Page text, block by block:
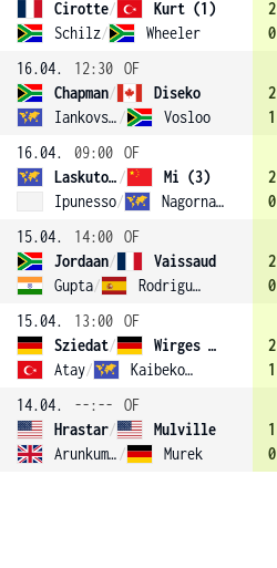
Cirotte/
Kurt (1)
Schilz/ Wheeler
2
0
16.04.
12:30 OF
Chapman/
Diseko
Iankovskaia / Vosloo
2
1
16.04.
09:00 OF
Laskutova /
Mi (3)
Ipunesso/ Nagornaia
2
0
15.04.
14:00 OF
Jordaan/
Vaissaud
Gupta/ Rodriguez Carretero
2
0
15.04.
13:00 OF
Sziedat/
Wirges (4)
Atay/ Kaibekova
2
1
14.04.
--:--
OF
Hrastar/
Mulville
Arunkumar / Murek
1
0